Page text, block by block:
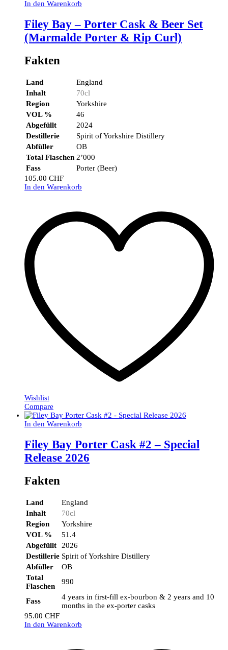
In den Warenkorb
Filey Bay – Porter Cask & Beer Set
(Marmalde Porter & Rip Curl)
Fakten
Land
England
Inhalt
70cl
Region
Yorkshire
VOL %
46
Abgefüllt
2024
Destillerie
Spirit of Yorkshire Distillery
Abfüller
OB
Total Flaschen 2’000
Fass
Porter (Beer)
105.00 CHF
In den Warenkorb
Wishlist
Compare
In den Warenkorb
Filey Bay Porter Cask #2 – Special
Release 2026
Fakten
Land
England
Inhalt
70cl
Region
Yorkshire
VOL %
51.4
Abgefüllt
2026
Destillerie Spirit of Yorkshire Distillery
Abfüller
OB
Total
Flaschen
990
Fass
4 years in first-fill ex-bourbon & 2 years and 10
months in the ex-porter casks
95.00 CHF
In den Warenkorb